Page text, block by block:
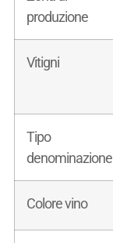
produzione
Vitigni
Tipo
denominazione
Colore vino